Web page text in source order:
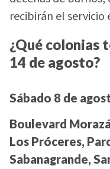
recibirán el servicio
¿Qué colonias
14 de agosto?
Sábado 8 de
Boulevard
Los Próceres,
Sabanagrande,